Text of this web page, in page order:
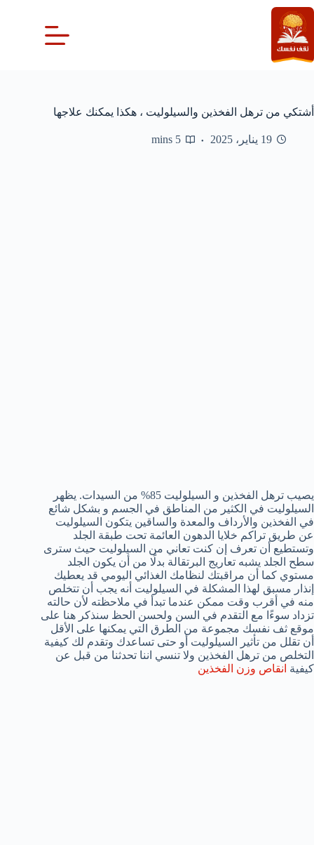
التجاوز
إلى
المحتوى
أشتكي من ترهل الفخذين والسيلوليت ، هكذا يمكنك علاجها
19 يناير، 2025 5 mins
يصيب ترهل الفخذين و السيلوليت 85% من السيدات. يظهر
السيلوليت في الكثير من المناطق في الجسم و بشكل شائع
في الفخذين والأرداف والمعدة والساقين يتكون السيلوليت
عن طريق تراكم خلايا الدهون العائمة تحت طبقة الجلد
وتستطيع أن تعرف إن كنت تعاني من السيلوليت حيث سترى
سطح الجلد يشبه تعاريج البرتقالة بدلًا من أن يكون الجلد
مستوي كما أن مراقبتك لنظامك الغذائي اليومي قد يعطيك
إنذار مسبق لهذا المشكلة في السيلوليت أنه يجب أن تتخلص
منه في أقرب وقت ممكن عندما تبدأ في ملاحظته لأن حالته
تزداد سوءًا مع التقدم في السن ولحسن الحظ سنذكر هنا على
موقع ثف نفسك مجموعة من الطرق التي يمكنها على الأقل
أن تقلل من تأثير السيلوليت أو حتى تساعدك وتقدم لك كيفية
التخلص من ترهل الفخذين ولا تنسي اننا تحدثنا من قبل عن
كيفية انقاص وزن الفخذين